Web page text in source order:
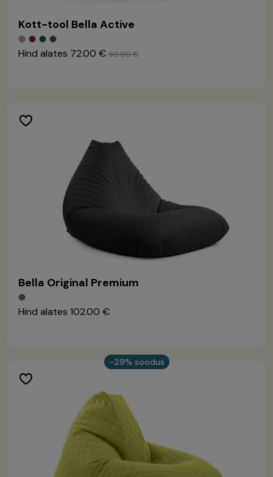
Kott-tool Bella Active
Hind alates 72.00 € 90.00 €
Bella Original Premium
Hind alates 102.00 €
-29% soodus